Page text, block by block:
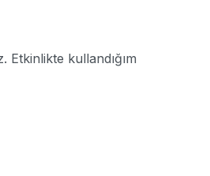
Etkinlikte kullandığım